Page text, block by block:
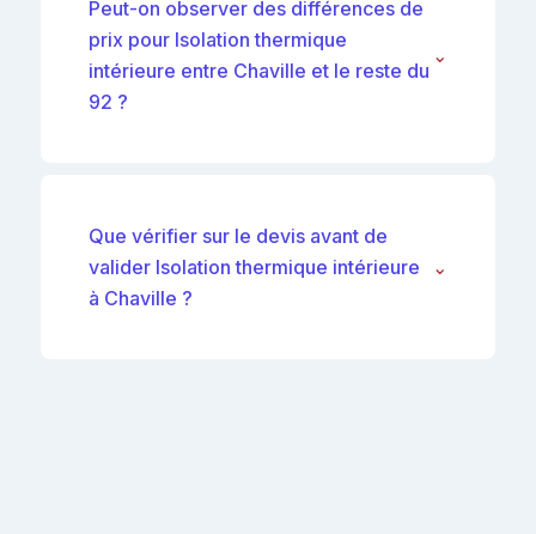
Peut-on observer des différences de
prix pour Isolation thermique
intérieure entre Chaville et le reste du
92 ?
⌄
Que vérifier sur le devis avant de
valider Isolation thermique intérieure
à Chaville ?
⌄